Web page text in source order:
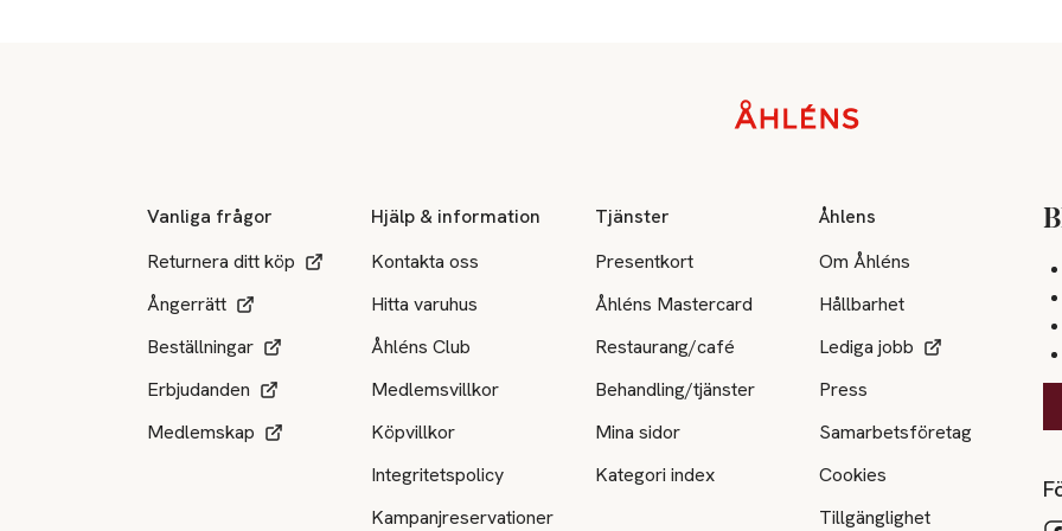
Vanliga frågor
Returnera ditt köp
Ångerrätt
Beställningar
Erbjudanden
Medlemskap
Hjälp & information
Kontakta oss
Hitta varuhus
Åhléns Club
Medlemsvillkor
Köpvillkor
Integritetspolicy
Kampanjreservationer
Tjänster
Presentkort
Åhléns Mastercard
Restaurang/café
Behandling/tjänster
Mina sidor
Kategori index
Åhlens
Om Åhléns
Hållbarhet
Lediga jobb
Press
Samarbetsföretag
Cookies
Tillgänglighet